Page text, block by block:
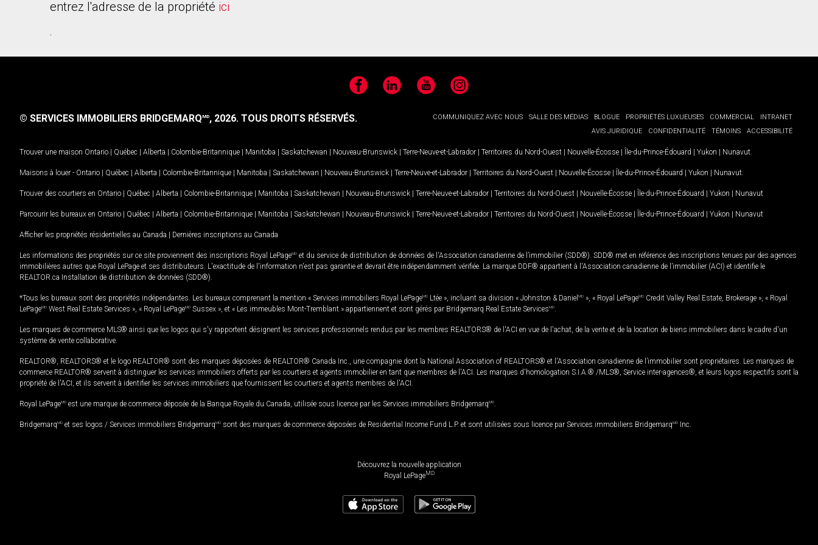
entrez l'adresse de la propriété ici
.
FacebookLinkedIn YouTubeInstagram
COMMUNIQUEZ AVEC NOUS SALLE DES MÉDIAS BLOGUE PROPRIÉTÉS LUXUEUSES COMMERCIAL
INTRANET
AVIS JURIDIQUE
CONFIDENTIALITÉ TÉMOINS ACCESSIBILITÉ
© SERVICES IMMOBILIERS BRIDGEMARQMD, 2026. TOUS DROITS RÉSERVÉS.
Trouver une maison Ontario | Québec | Alberta | Colombie-Britannique | Manitoba | Saskatchewan | Nouveau-Brunswick | Terre-Neuve-et-Labrador | Territoires du Nord-Ouest | Nouvelle-Écosse | Île-du-Prince-Édouard | Yukon | Nunavut
Maisons à louer - Ontario | Québec | Alberta | Colombie-Britannique | Manitoba | Saskatchewan | Nouveau-Brunswick | Terre-Neuve-et-Labrador | Territoires du Nord-Ouest | Nouvelle-Écosse | Île-du-Prince-Édouard | Yukon | Nunavut
Trouver des courtiers en Ontario | Québec | Alberta | Colombie-Britannique | Manitoba | Saskatchewan | Nouveau-Brunswick | Terre-Neuve-et-Labrador | Territoires du Nord-Ouest | Nouvelle-Écosse | Île-du-Prince-Édouard | Yukon | Nunavut
Parcourir les bureaux en Ontario | Québec | Alberta | Colombie-Britannique | Manitoba | Saskatchewan | Nouveau-Brunswick | Terre-Neuve-et-Labrador | Territoires du Nord-Ouest | Nouvelle-Écosse | Île-du-Prince-Édouard | Yukon | Nunavut
Afficher les propriétés résidentielles au Canada | Dernières inscriptions au Canada
Les informations des propriétés sur ce site proviennent des inscriptions Royal LePageMD et du service de distribution de données de l'Association canadienne de l’immobilier (SDD®). SDD® met en référence des inscriptions tenues par des agences
immobilières autres que Royal LePage et ses distributeurs. L'exactitude de l'information n'est pas garantie et devrait être indépendamment vérifiée. La marque DDF® appartient à l'Association canadienne de l’immobilier (ACI) et identifie le
REALTOR.ca Installation de distribution de données (SDD®).
*Tous les bureaux sont des propriétés indépendantes. Les bureaux comprenant la mention « Services immobiliers Royal LePageMD Ltée », incluant sa division « Johnston & Daniel MD », « Royal LePageMD Credit Valley Real Estate, Brokerage », « Royal
LePageMD West Real Estate Services », « Royal LePageMD Sussex », et « Les immeubles Mont-Tremblant » appartiennent et sont gérés par Bridgemarq Real Estate ServicesMD
Les marques de commerce MLS® ainsi que les logos qui s'y rapportent désignent les services professionnels rendus par les membres REALTORS® de l'ACI en vue de l'achat, de la vente et de la location de biens immobiliers dans le cadre d'un
système de vente collaborative.
REALTOR®, REALTORS® et le logo REALTOR® sont des marques déposées de REALTOR® Canada Inc., une compagnie dont la National Association of REALTORS® et l'Association canadienne de l’immobilier sont propriétaires. Les marques de
commerce REALTOR® servent à distinguer les services immobiliers offerts par les courtiers et agents immobilier en tant que membres de l'ACI. Les marques d'homologation S.I.A.® /MLS®, Service inter-agences®, et leurs logos respectifs sont la
propriété de l'ACI, et ils servent à identifier les services immobiliers que fournissent les courtiers et agents membres de l'ACI.
Royal LePageMD est une marque de commerce déposée de la Banque Royale du Canada, utilisée sous licence par les Services immobiliers BridgemarqMD
BridgemarqMD et ses logos / Services immobiliers BridgemarqMD sont des marques de commerce déposées de Residential Income Fund L.P. et sont utilisées sous licence par Services immobiliers BridgemarqMD Inc.
Découvrez la nouvelle application
Royal LePageMD